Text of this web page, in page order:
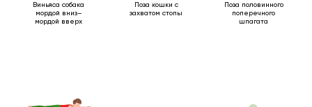
Виньяса собака
мордой вниз–
мордой вверх
Поза кошки с
захватом стопы
Поза половинного
поперечного
шпагата